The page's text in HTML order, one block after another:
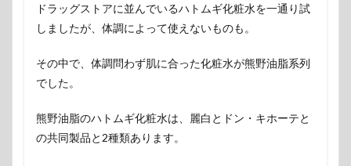
ドラッグストアに並んでいるハトムギ化粧水を一通り試
しましたが、体調によって使えないものも。
その中で、体調問わず肌に合った化粧水が熊野油脂系列
でした。
熊野油脂のハトムギ化粧水は、麗白とドン・キホーテと
の共同製品と2種類あります。